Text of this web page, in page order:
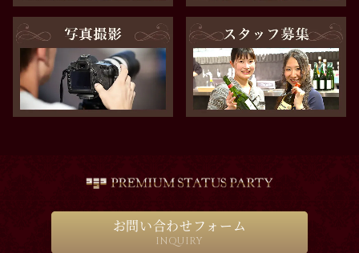
お問い合わせフォーム
INQUIRY